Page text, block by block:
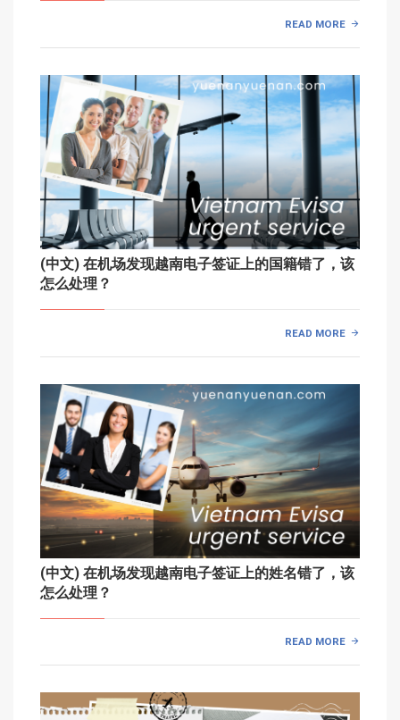
READ MORE
(中文) 在机场发现越南电子签证上的国籍错了，该
怎么处理？
READ MORE
(中文) 在机场发现越南电子签证上的姓名错了，该
怎么处理？
READ MORE